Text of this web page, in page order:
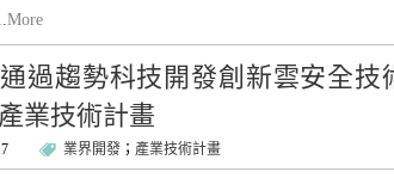
More
過趨勢科技開發創新雲安全技
業技術計畫
業界開發 ； 產業技術計畫